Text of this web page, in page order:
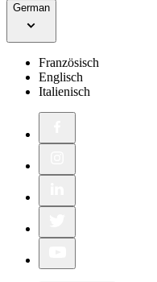
German
Französisch
Englisch
Italienisch